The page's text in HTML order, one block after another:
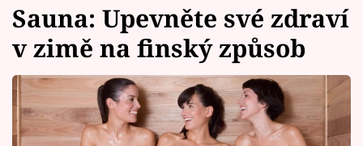
Témata
Celebrity
Vztahy
Sauna: Upevněte své zdraví
v zimě na finský způsob